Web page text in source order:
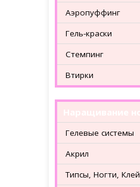
Аэропуффинг
Гель-краски
Стемпинг
Втирки
Гелевые системы
Акрил
Типсы, Ногти, Клей